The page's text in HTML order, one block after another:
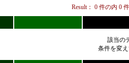
Result： 0 件の内 0
該当の
条件を変